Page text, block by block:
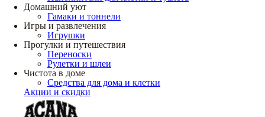
Домашний уют
Гамаки и тоннели
Игры и развлечения
Игрушки
Прогулки и путешествия
Переноски
Рулетки и шлеи
Чистота в доме
Средства для дома и клетки
Акции и скидки